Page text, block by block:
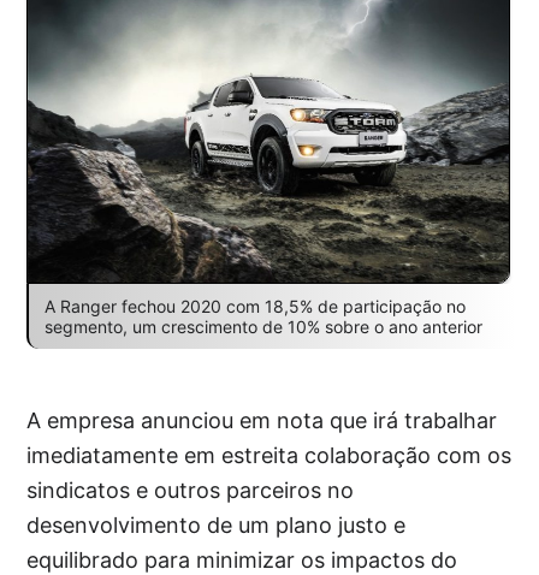
A Ranger fechou 2020 com 18,5% de participação no
segmento, um crescimento de 10% sobre o ano anterior
A empresa anunciou em nota que irá trabalhar
imediatamente em estreita colaboração com os
sindicatos e outros parceiros no
desenvolvimento de um plano justo e
equilibrado para minimizar os impactos do